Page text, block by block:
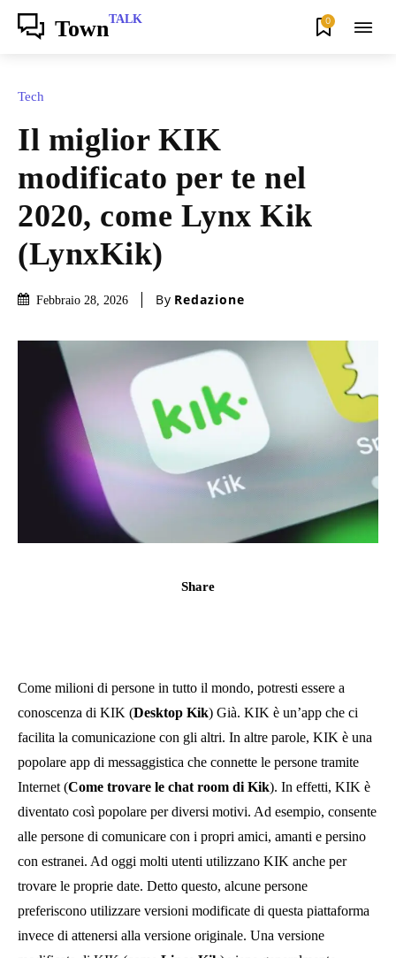
TownTALK 0
Tech
Il miglior KIK
modificato per te nel
2020, come Lynx Kik
(LynxKik)
Febbraio 28, 2026 By Redazione
Share
Come milioni di persone in tutto il mondo, potresti essere a
conoscenza di KIK (Desktop Kik) Già. KIK è un’app che ci
facilita la comunicazione con gli altri. In altre parole, KIK è una
popolare app di messaggistica che connette le persone tramite
Internet (Come trovare le chat room di Kik). In effetti, KIK è
diventato così popolare per diversi motivi. Ad esempio, consente
alle persone di comunicare con i propri amici, amanti e persino
con estranei. Ad oggi molti utenti utilizzano KIK anche per
trovare le proprie date. Detto questo, alcune persone
preferiscono utilizzare versioni modificate di questa piattaforma
invece di attenersi alla versione originale. Una versione